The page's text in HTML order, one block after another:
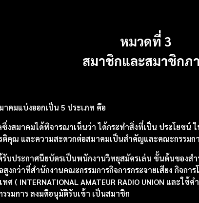
หมวดที่ 3
สมาชิกและสมาชิกภ
คมแบ่งออกเป็น 5 ประเภท คือ
งสมาคมได้พิจารณาเห็นว่า ได้กระทำสิ่งที่เป็น ประโยชน์
ติคุณ และความสะดวกต่อสมาคมเป็นสำคัญและคณะกรรมก
บประกาศนียบัตรเป็นพนักงานวิทยุสมัครเล่น ขั้นต้นของสำ
งกว่าที่สำนักงานคณะกรรมการกิจการกระจายเสียง กิจก
( INTERNATIONAL AMATEUR RADIO UNION และใ
รมการ ลงมติอนุมัติรับเข้า เป็นสมาชิก